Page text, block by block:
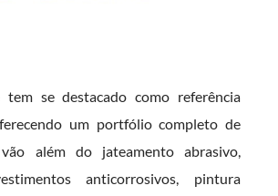
tem se destacado como referência
um portfólio completo de
além do jateamento abrasivo,
anticorrosivos, pintura